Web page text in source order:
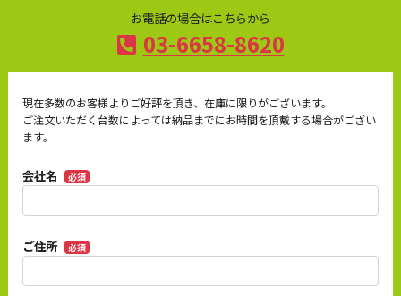
お電話の場合はこちらから
03-6658-8620
現在多数のお客様よりご好評を頂き、在庫に限りがございます。
ご注文いただく台数によっては納品までにお時間を頂戴する場合がござい
ます。
会社名 必須
ご住所 必須